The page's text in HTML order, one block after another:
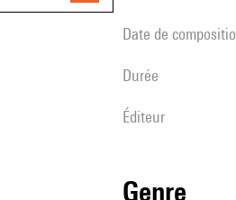
date de
durée
éditeur
genre